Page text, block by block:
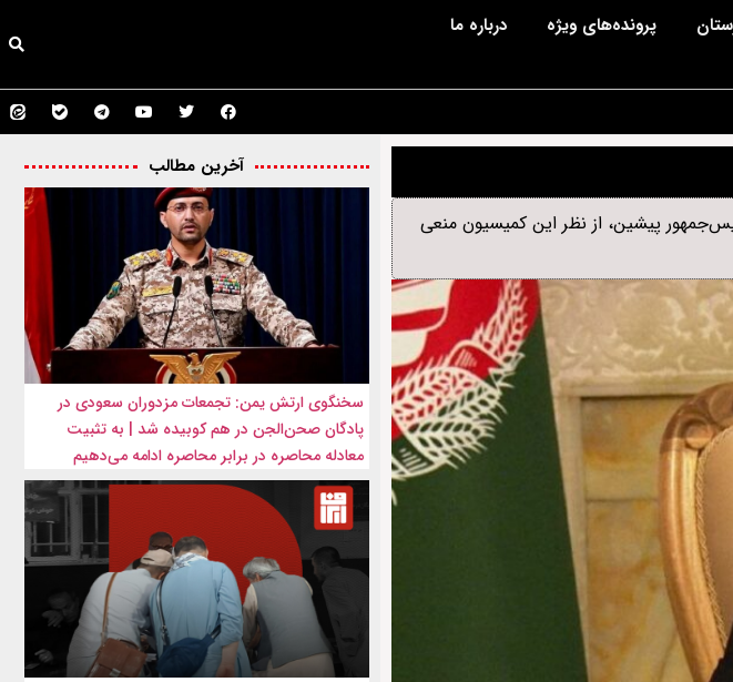
پرونده‌های ویژه درباره ما
پیشین، از نظر این کمیسیون منعی
آخرین مطالب
سخنگوی ارتش یمن: تجمعات مزدوران سعودی در
پادگان صحن‌الجن در هم کوبیده شد | به تثبیت
معادله محاصره در برابر محاصره ادامه می‌دهیم